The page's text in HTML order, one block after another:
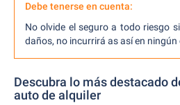
Debe tenerse en cuenta:
No olvide el seguro a todo riesgo
daños, no incurrirá as así en
Descubra lo más destacado
auto de alquiler